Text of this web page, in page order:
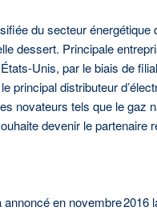
du secteur
dessert. Principale
Unis, par le biais de
principal distributeur
novateurs tels que le
devenir le
en novembre 2016